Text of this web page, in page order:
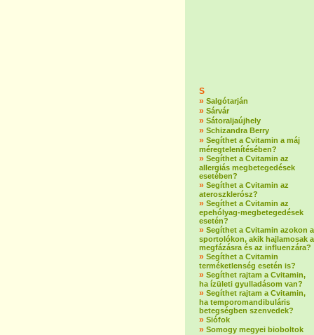
S
» Salgótarján
» Sárvár
» Sátoraljaújhely
» Schizandra Berry
» Segíthet a Cvitamin a máj
méregtelenítésében?
» Segíthet a Cvitamin az
allergiás megbetegedések
esetében?
» Segíthet a Cvitamin az
ateroszklerósz?
» Segíthet a Cvitamin az
epehólyag-megbetegedések
esetén?
» Segíthet a Cvitamin azokon a
sportolókon, akik hajlamosak a
megfázásra és az influenzára?
» Segíthet a Cvitamin
terméketlenség esetén is?
» Segíthet rajtam a Cvitamin,
ha ízületi gyulladásom van?
» Segíthet rajtam a Cvitamin,
ha temporomandibuláris
betegségben szenvedek?
» Siófok
» Somogy megyei bioboltok